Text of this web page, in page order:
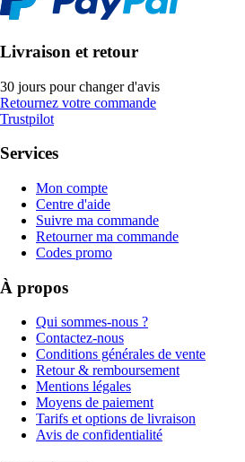
Livraison et retour
30 jours pour changer d'avis
Retournez votre commande
Trustpilot
Services
Mon compte
Centre d'aide
Suivre ma commande
Retourner ma commande
Codes promo
À propos
Qui sommes-nous ?
Contactez-nous
Conditions générales de vente
Retour & remboursement
Mentions légales
Moyens de paiement
Tarifs et options de livraison
Avis de confidentialité